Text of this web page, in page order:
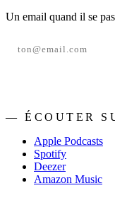
Un email quand il se
— ÉCOUTER
Apple Podcasts
Spotify
Deezer
Amazon Music